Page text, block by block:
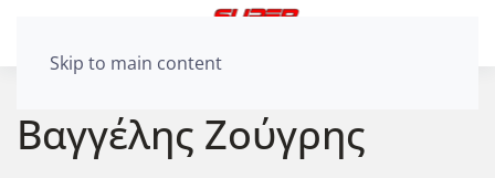
Skip to main content
Βαγγέλης Ζούγρης